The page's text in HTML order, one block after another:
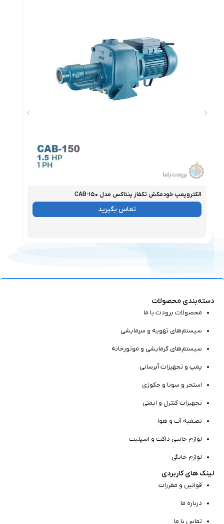
الکتروپمپ خودمکش تکفاز پنتاکس مدل CAB-۱۵۰
موجود
تماس بگیرید
دسته‌بندی محصولات
محصولات برودت با ما
سیستم‌های تهویه و سرمایشی
سیستم‌های گرمایشی و موتور‌خانه
پمپ و تجهیزات آبرسانی
استخر و سونا و جکوزی
تجهیرات کنترل و ایمنی
تصفیه آب و هوا
لوازم جانبی داکت و اسپلیت
لوازم خانگی
لینک های کاربردی
قوانین و مقررات
درباره ما
تماس با ما